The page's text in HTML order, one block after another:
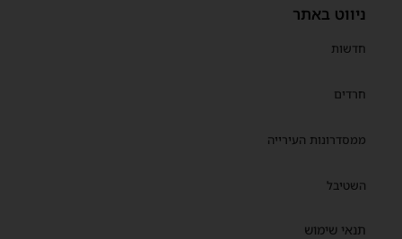
ניווט באתר
חדשות
חרדים
ממסדרונות העירייה
השטיבל
תנאי שימוש